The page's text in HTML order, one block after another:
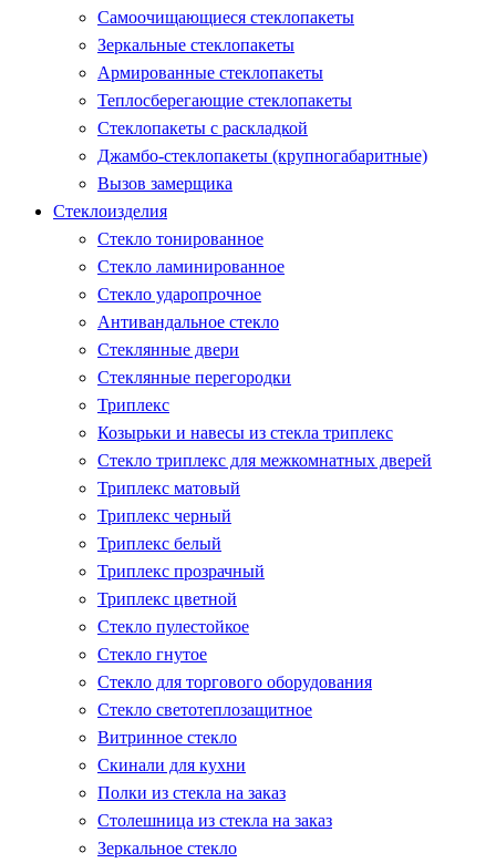
Самоочищающиеся стеклопакеты
Зеркальные стеклопакеты
Армированные стеклопакеты
Теплосберегающие стеклопакеты
Стеклопакеты с раскладкой
Джамбо-стеклопакеты (крупногабаритные)
Вызов замерщика
Стеклоизделия
Стекло тонированное
Стекло ламинированное
Стекло ударопрочное
Антивандальное стекло
Стеклянные двери
Стеклянные перегородки
Триплекс
Козырьки и навесы из стекла триплекс
Стекло триплекс для межкомнатных дверей
Триплекс матовый
Триплекс черный
Триплекс белый
Триплекс прозрачный
Триплекс цветной
Стекло пулестойкое
Стекло гнутое
Стекло для торгового оборудования
Стекло светотеплозащитное
Витринное стекло
Скинали для кухни
Полки из стекла на заказ
Столешница из стекла на заказ
Зеркальное стекло